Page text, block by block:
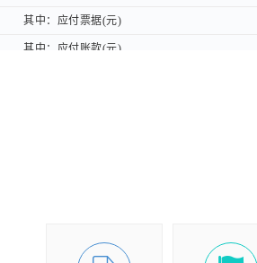
其中：应付票据(元)
其中：应付账款(元)
流动负债合计(元)
其中：应付票据(元)
其中：应付账款(元)
流动负债合计(元)